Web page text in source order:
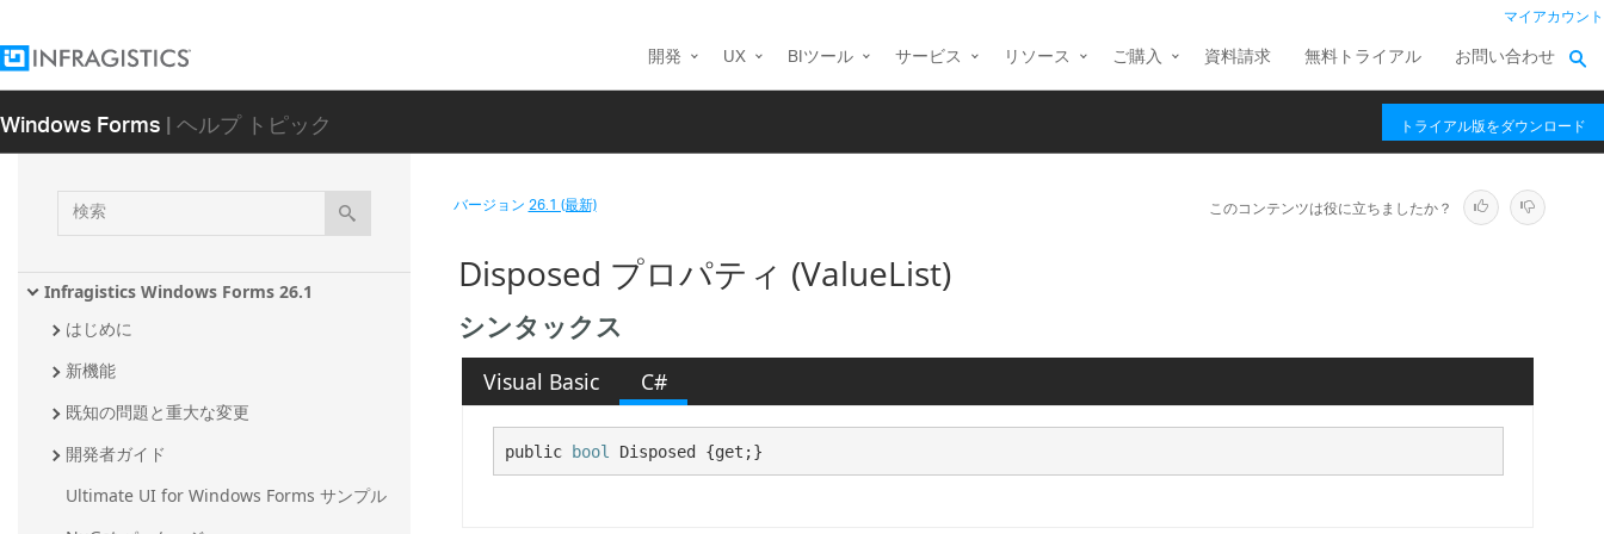
マイアカウント
開発 UX BIツール サービス リソース ご購入 資料請求 無料トライアル お問い合わせ
Windows Forms| ヘルプ トピック トライアル版をダウンロード
検
索
Infragistics Windows Forms 26.1
はじめに
新機能
既知の問題と重大な変更
開発者ガイド
Ultimate UI for Windows Forms サンプル
バージョン26.1 (最新) このコンテンツは役に立ちましたか？
Disposed プロパティ (ValueList)
シンタックス
Visual Basic C#
public bool Disposed {get;}